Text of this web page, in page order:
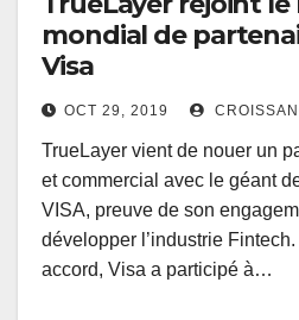
mondial de
Visa
OCT 29, 2019
TrueLayer vient de nouer un
et commercial avec le géant
VISA, preuve de son
développer l’industrie
accord, Visa a participé à…